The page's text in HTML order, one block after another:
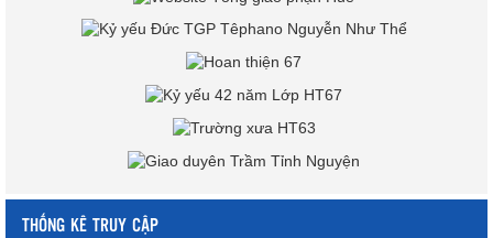
THỐNG KÊ TRUY CẬP